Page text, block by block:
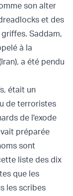
son alter
et des
Saddam,
à la
a été pendu
était un
de terroristes
de l'exode
préparée
sont
liste des dix
que les
les scribes